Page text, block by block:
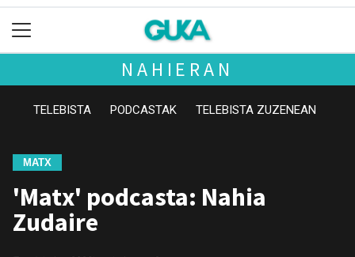
NAHIERAN
TELEBISTA PODCASTAK TELEBISTA ZUZENEAN
MATX
'Matx' podcasta: Nahia
Zudaire